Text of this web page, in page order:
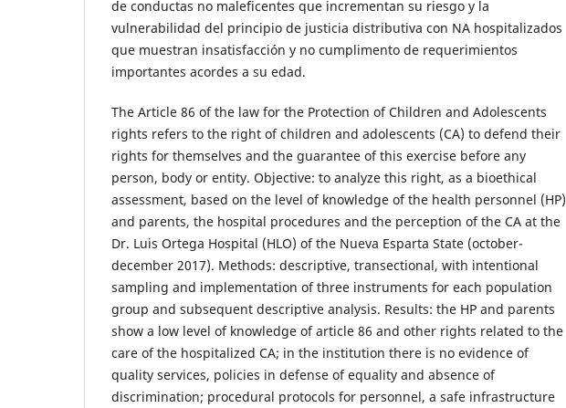
de conductas no maleficentes que incrementan su riesgo y la
vulnerabilidad del principio de justicia distributiva con NA hospitalizados
que muestran insatisfacción y no cumplimento de requerimientos
importantes acordes a su edad.
The Article 86 of the law for the Protection of Children and Adolescents
rights refers to the right of children and adolescents (CA) to defend their
rights for themselves and the guarantee of this exercise before any
person, body or entity. Objective: to analyze this right, as a bioethical
assessment, based on the level of knowledge of the health personnel (HP)
and parents, the hospital procedures and the perception of the CA at the
Dr. Luis Ortega Hospital (HLO) of the Nueva Esparta State (october-
december 2017). Methods: descriptive, transectional, with intentional
sampling and implementation of three instruments for each population
group and subsequent descriptive analysis. Results: the HP and parents
show a low level of knowledge of article 86 and other rights related to the
care of the hospitalized CA; in the institution there is no evidence of
quality services, policies in defense of equality and absence of
discrimination; procedural protocols for personnel, a safe infrastructure